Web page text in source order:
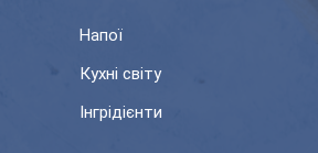
Напої
Кухні світу
Інгрідієнти